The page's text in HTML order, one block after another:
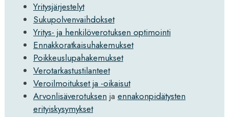
Yritysjärjestelyt
Sukupolvenvaihdokset
Yritys- ja henkilöverotuksen optimointi
Ennakkoratkaisuhakemukset
Poikkeuslupahakemukset
Verotarkastustilanteet
Veroilmoitukset ja -oikaisut
Arvonlisäverotuksen ja ennakonpidätysten
erityiskysymykset